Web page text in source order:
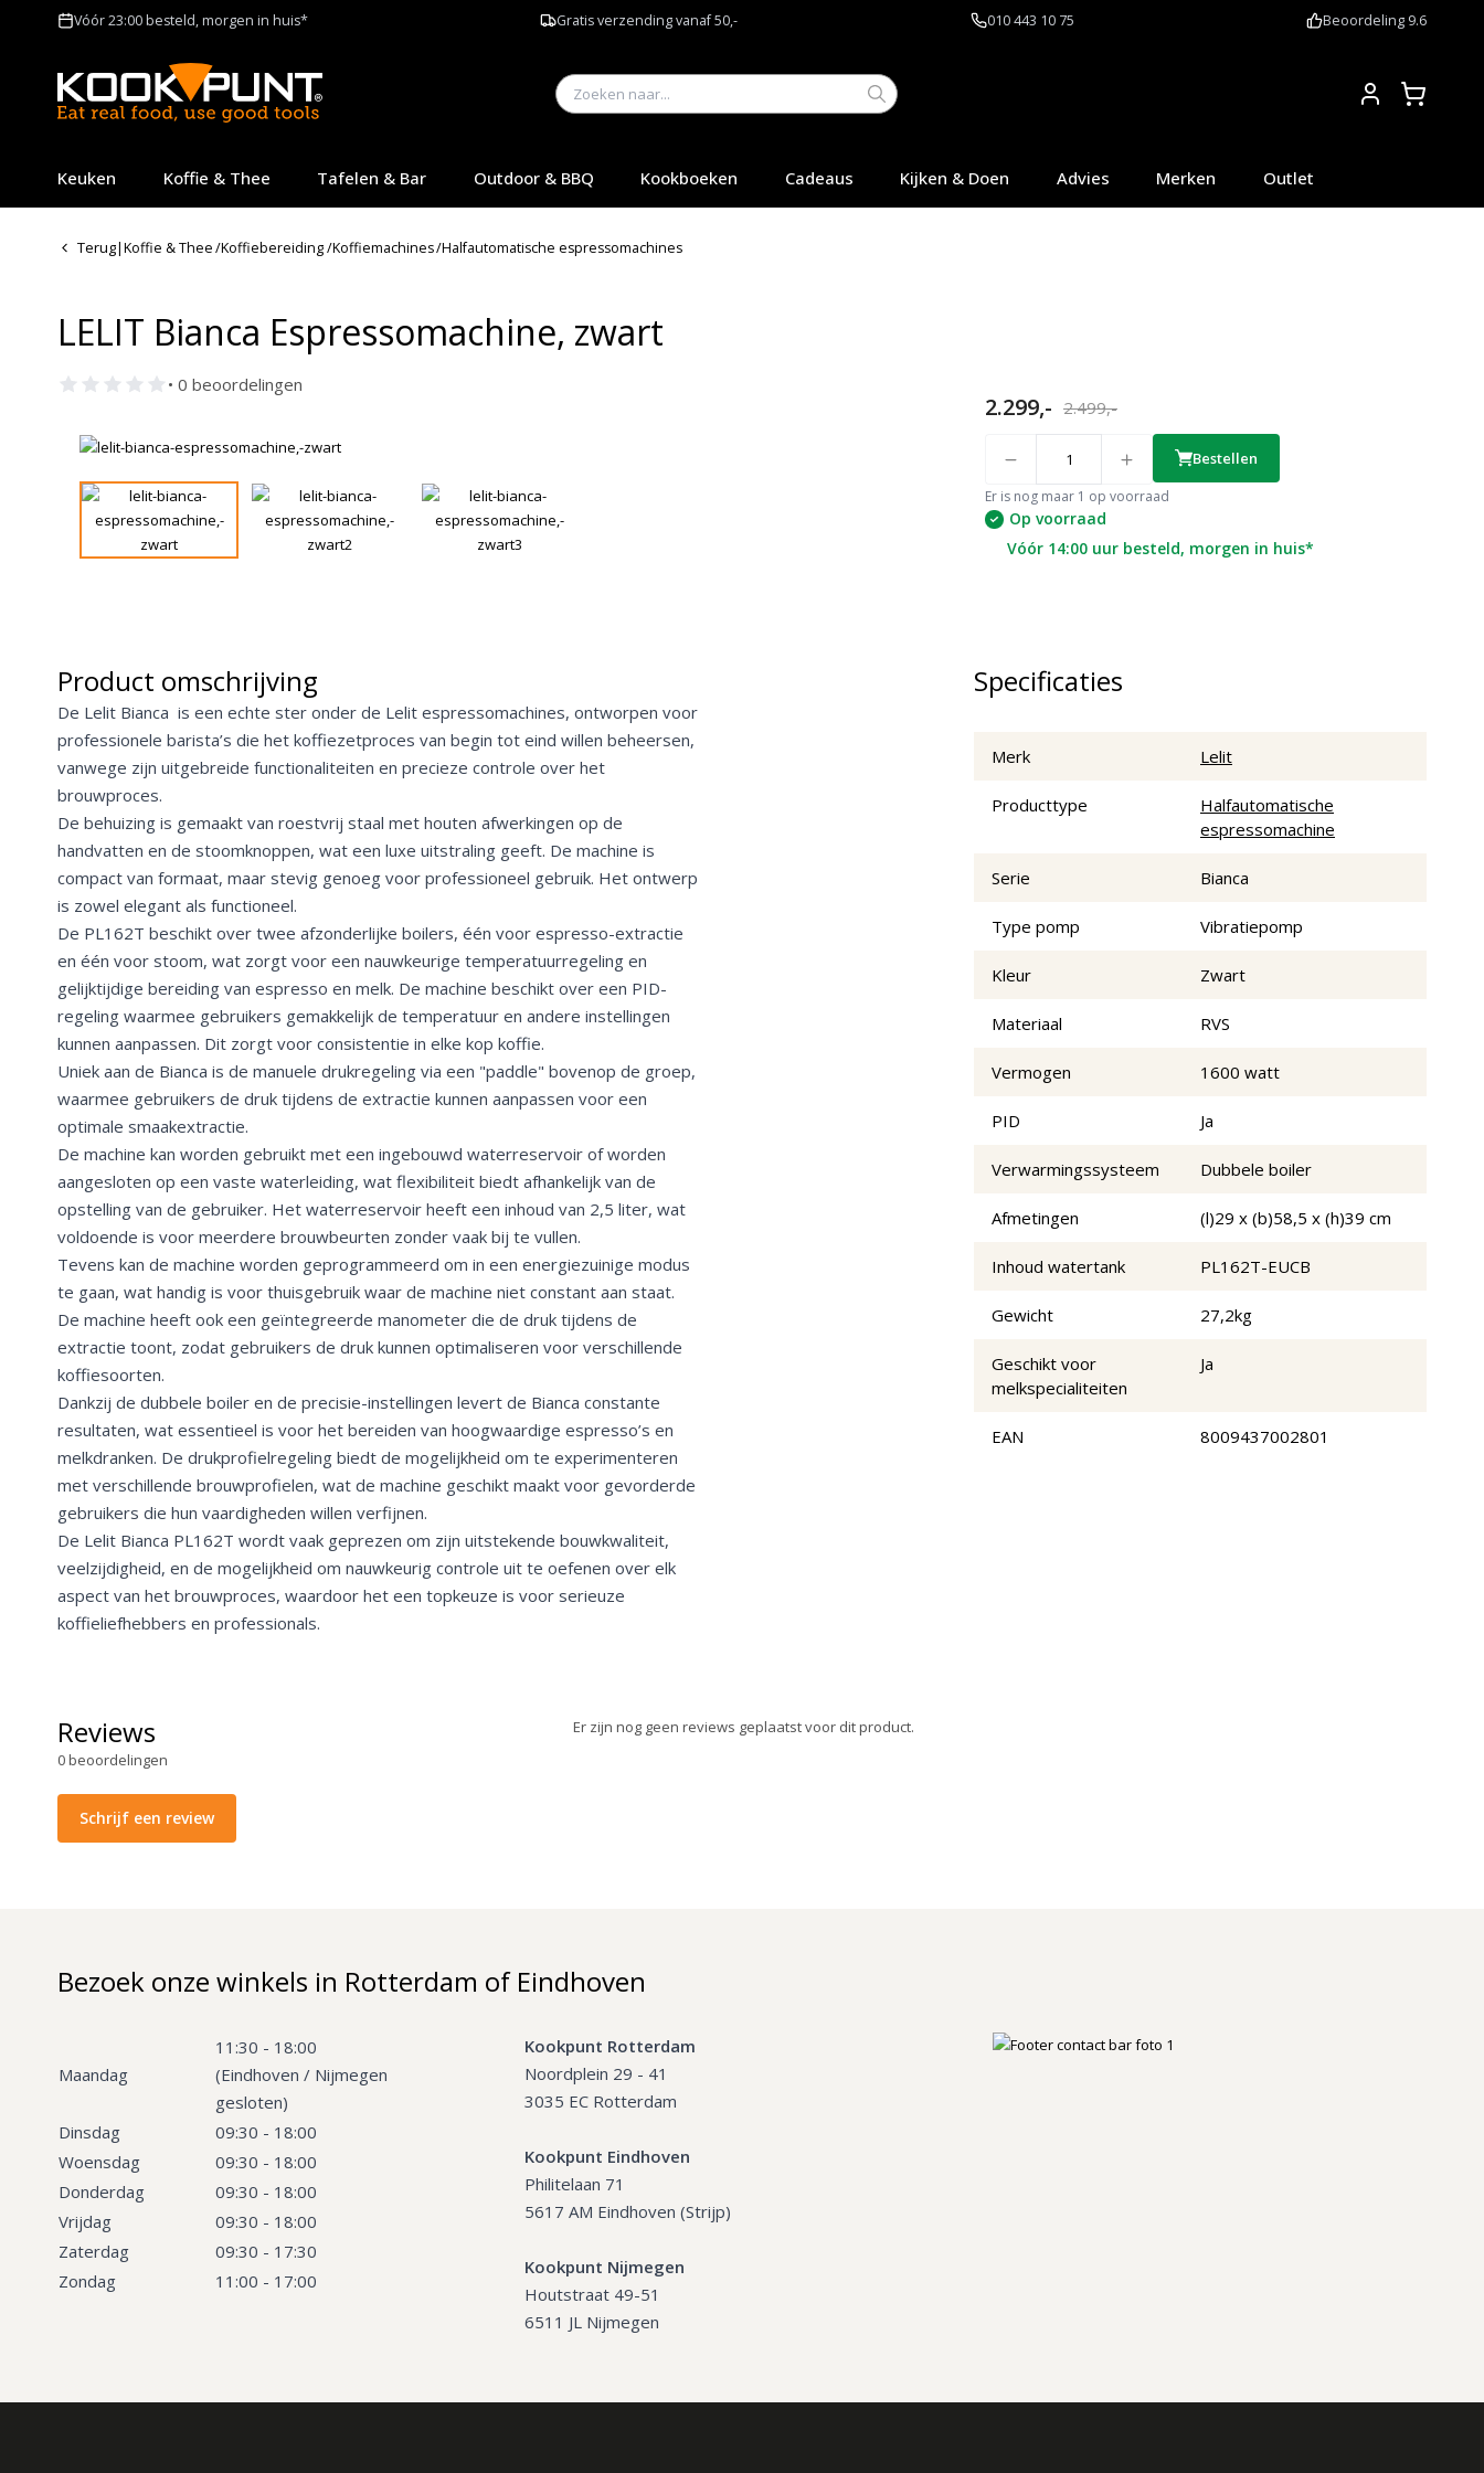
Vóór 23:00 besteld, morgen in huis* Gratis verzending vanaf 50,- 010 443 10 75 Beoordeling 9.6
Keuken Koffie & Thee Tafelen & Bar Outdoor & BBQ Kookboeken Cadeaus Kijken & Doen Advies Merken Outlet
Terug|Koffie & Thee/Koffiebereiding/Koffiemachines/Halfautomatische espressomachines
LELIT Bianca Espressomachine, zwart
• 0 beoordelingen
2.299,- 2.499,-
Er is nog maar 1 op voorraad
Bestellen
Op voorraad
Vóór 14:00 uur besteld, morgen in huis*
Product omschrijving
De Lelit Bianca is een echte ster onder de Lelit espressomachines, ontworpen voor
professionele barista’s die het koffiezetproces van begin tot eind willen beheersen,
vanwege zijn uitgebreide functionaliteiten en precieze controle over het
brouwproces.
De behuizing is gemaakt van roestvrij staal met houten afwerkingen op de
handvatten en de stoomknoppen, wat een luxe uitstraling geeft. De machine is
compact van formaat, maar stevig genoeg voor professioneel gebruik. Het ontwerp
is zowel elegant als functioneel.
De PL162T beschikt over twee afzonderlijke boilers, één voor espresso-extractie
en één voor stoom, wat zorgt voor een nauwkeurige temperatuurregeling en
gelijktijdige bereiding van espresso en melk. De machine beschikt over een PID-
regeling waarmee gebruikers gemakkelijk de temperatuur en andere instellingen
kunnen aanpassen. Dit zorgt voor consistentie in elke kop koffie.
Uniek aan de Bianca is de manuele drukregeling via een "paddle" bovenop de groep,
waarmee gebruikers de druk tijdens de extractie kunnen aanpassen voor een
optimale smaakextractie.
De machine kan worden gebruikt met een ingebouwd waterreservoir of worden
aangesloten op een vaste waterleiding, wat flexibiliteit biedt afhankelijk van de
opstelling van de gebruiker. Het waterreservoir heeft een inhoud van 2,5 liter, wat
voldoende is voor meerdere brouwbeurten zonder vaak bij te vullen.
Tevens kan de machine worden geprogrammeerd om in een energiezuinige modus
te gaan, wat handig is voor thuisgebruik waar de machine niet constant aan staat.
De machine heeft ook een geïntegreerde manometer die de druk tijdens de
extractie toont, zodat gebruikers de druk kunnen optimaliseren voor verschillende
koffiesoorten.
Dankzij de dubbele boiler en de precisie-instellingen levert de Bianca constante
resultaten, wat essentieel is voor het bereiden van hoogwaardige espresso’s en
melkdranken. De drukprofielregeling biedt de mogelijkheid om te experimenteren
met verschillende brouwprofielen, wat de machine geschikt maakt voor gevorderde
gebruikers die hun vaardigheden willen verfijnen.
De Lelit Bianca PL162T wordt vaak geprezen om zijn uitstekende bouwkwaliteit,
veelzijdigheid, en de mogelijkheid om nauwkeurig controle uit te oefenen over elk
aspect van het brouwproces, waardoor het een topkeuze is voor serieuze
koffieliefhebbers en professionals.
Specificaties
Merk Lelit
Producttype
Halfautomatische
espressomachine
Serie Bianca
Type pomp Vibratiepomp
Kleur Zwart
Materiaal RVS
Vermogen 1600 watt
PID Ja
Verwarmingssysteem Dubbele boiler
Afmetingen (l)29 x (b)58,5 x (h)39 cm
Inhoud watertank PL162T-EUCB
Gewicht 27,2kg
Geschikt voor
melkspecialiteiten
Ja
EAN 8009437002801
Reviews
0beoordelingen
Schrijf een review
Er zijn nog geen reviews geplaatst voor dit product.
Bezoek onze winkels in Rotterdam of Eindhoven
Maandag
11:30 - 18:00
(Eindhoven / Nijmegen
gesloten)
Dinsdag
09:30 - 18:00
Woensdag
09:30 - 18:00
Donderdag
09:30 - 18:00
Vrijdag
09:30 - 18:00
Zaterdag
09:30 - 17:30
Zondag
11:00 - 17:00
Kookpunt Rotterdam
Noordplein 29 - 41
3035 EC Rotterdam
Kookpunt Eindhoven
Philitelaan 71
5617 AM Eindhoven (Strijp)
Kookpunt Nijmegen
Houtstraat 49-51
6511 JL Nijmegen